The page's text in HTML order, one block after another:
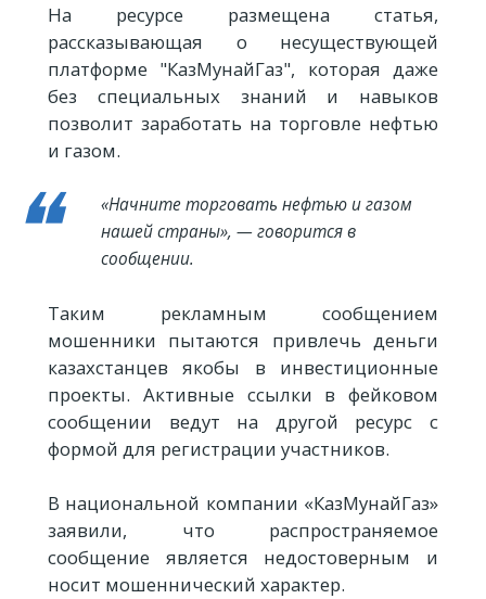
На ресурсе размещена статья,
рассказывающая о несуществующей
платформе "КазМунайГаз", которая даже
без специальных знаний и навыков
позволит заработать на торговле нефтью
и газом.
«Начните торговать нефтью и газом
нашей страны», — говорится в
сообщении.
Таким рекламным сообщением
мошенники пытаются привлечь деньги
казахстанцев якобы в инвестиционные
проекты. Активные ссылки в фейковом
сообщении ведут на другой ресурс с
формой для регистрации участников.
В национальной компании «КазМунайГаз»
заявили, что распространяемое
сообщение является недостоверным и
носит мошеннический характер.